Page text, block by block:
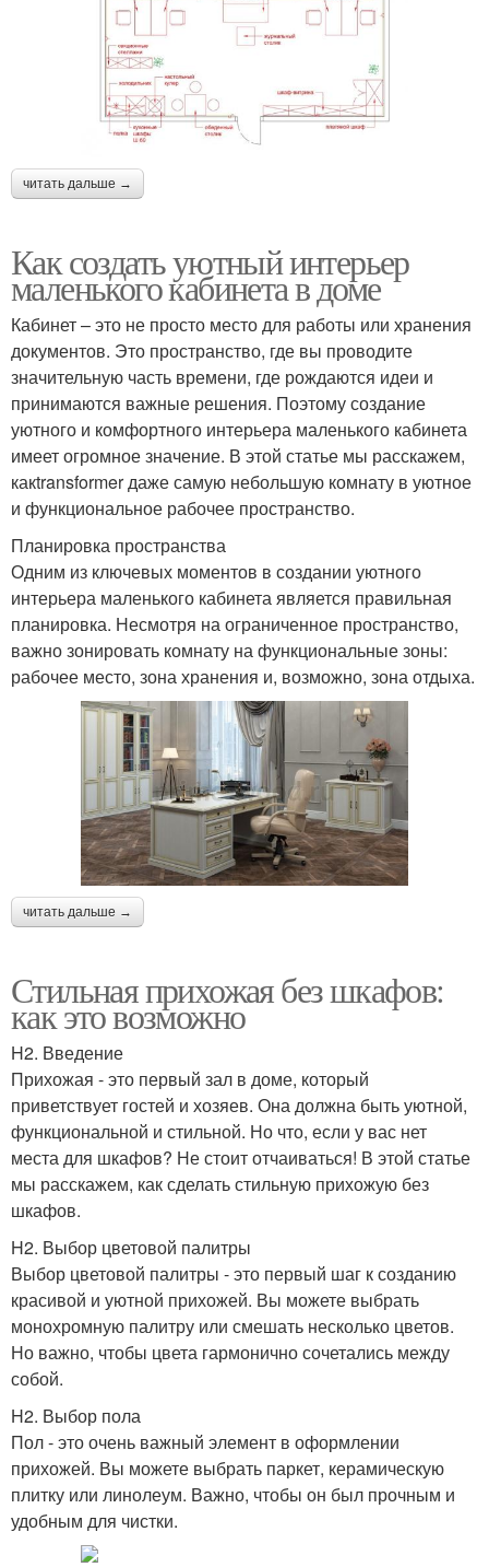
читать дальше →
Как создать уютный интерьер
маленького кабинета в доме
Кабинет – это не просто место для работы или хранения
документов. Это пространство, где вы проводите
значительную часть времени, где рождаются идеи и
принимаются важные решения. Поэтому создание
уютного и комфортного интерьера маленького кабинета
имеет огромное значение. В этой статье мы расскажем,
какtransformer даже самую небольшую комнату в уютное
и функциональное рабочее пространство.
Планировка пространства
Одним из ключевых моментов в создании уютного
интерьера маленького кабинета является правильная
планировка. Несмотря на ограниченное пространство,
важно зонировать комнату на функциональные зоны:
рабочее место, зона хранения и, возможно, зона отдыха.
читать дальше →
Стильная прихожая без шкафов:
как это возможно
H2. Введение
Прихожая - это первый зал в доме, который
приветствует гостей и хозяев. Она должна быть уютной,
функциональной и стильной. Но что, если у вас нет
места для шкафов? Не стоит отчаиваться! В этой статье
мы расскажем, как сделать стильную прихожую без
шкафов.
H2. Выбор цветовой палитры
Выбор цветовой палитры - это первый шаг к созданию
красивой и уютной прихожей. Вы можете выбрать
монохромную палитру или смешать несколько цветов.
Но важно, чтобы цвета гармонично сочетались между
собой.
H2. Выбор пола
Пол - это очень важный элемент в оформлении
прихожей. Вы можете выбрать паркет, керамическую
плитку или линолеум. Важно, чтобы он был прочным и
удобным для чистки.